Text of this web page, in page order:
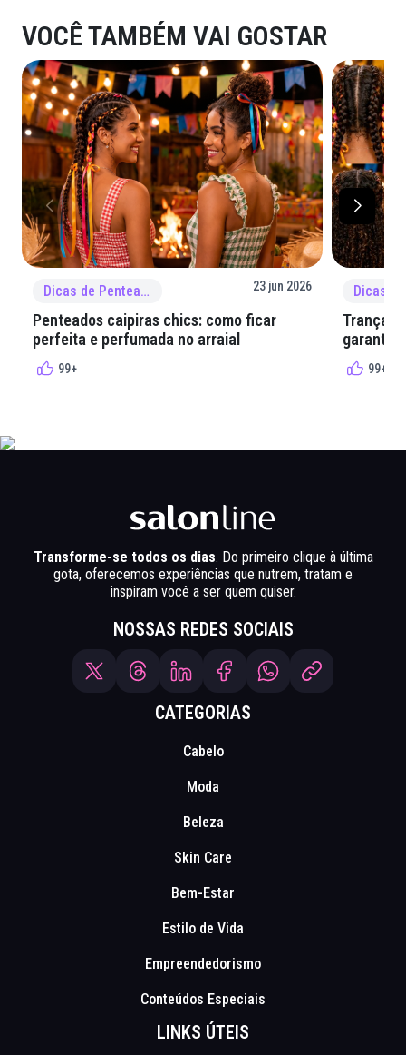
VOCÊ TAMBÉM VAI GOSTAR
Dicas de Penteado 23 jun 2026
Penteados caipiras chics: como ficar
perfeita e perfumada no arraial
99+
Tranças
garantir
99+
Transforme-se todos os dias. Do primeiro clique à última
gota, oferecemos experiências que nutrem, tratam e
inspiram você a ser quem quiser.
NOSSAS REDES SOCIAIS
CATEGORIAS
Cabelo
Moda
Beleza
Skin Care
Bem-Estar
Estilo de Vida
Empreendedorismo
Conteúdos Especiais
LINKS ÚTEIS